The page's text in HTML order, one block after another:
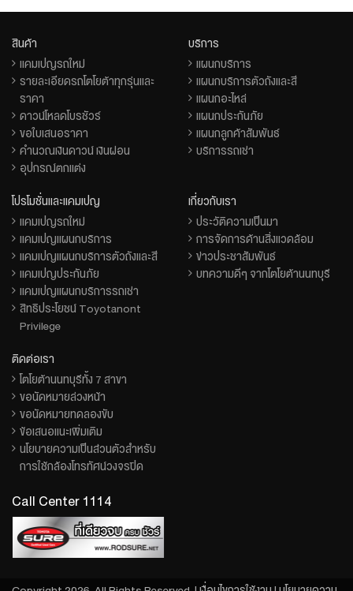
สินค้า
แคมเปญรถใหม่
รายละเอียดรถโตโยต้าทุกรุ่นและ
ราคา
ดาวน์โหลดโบรชัวร์
ขอใบเสนอราคา
คำนวณเงินดาวน์ เงินผ่อน
อุปกรณ์ตกแต่ง
บริการ
แผนกบริการ
แผนกบริการตัวถังและสี
แผนกอะไหล่
แผนกประกันภัย
แผนกลูกค้าสัมพันธ์
บริการรถเช่า
โปรโมชั่นและแคมเปญ
แคมเปญรถใหม่
แคมเปญแผนกบริการ
แคมเปญแผนกบริการตัวถังและสี
แคมเปญประกันภัย
แคมเปญแผนกบริการรถเช่า
สิทธิประโยชน์ Toyotanont
Privilege
เกี่ยวกับเรา
ประวัติความเป็นมา
การจัดการด้านสิ่งแวดล้อม
ข่าวประชาสัมพันธ์
บทความดีๆ จากโตโยต้านนทบุรี
ติดต่อเรา
โตโยต้านนทบุรีทั้ง 7 สาขา
ขอนัดหมายล่วงหน้า
ขอนัดหมายทดลองขับ
ข้อเสนอแนะเพิ่มเติม
นโยบายความเป็นส่วนตัวสำหรับ
การใช้กล้องโทรทัศน์วงจรปิด
Call Center 1114